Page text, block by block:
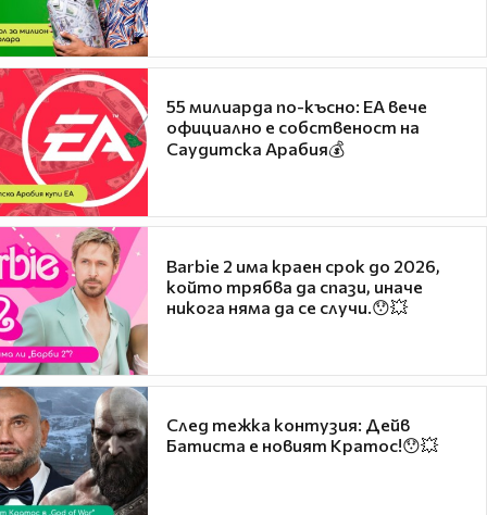
55 милиарда по-късно: EA вече
официално е собственост на
Саудитска Арабия💰
Barbie 2 има краен срок до 2026,
който трябва да спази, иначе
никога няма да се случи.😯💥
След тежка контузия: Дейв
Батиста е новият Кратос!😯💥